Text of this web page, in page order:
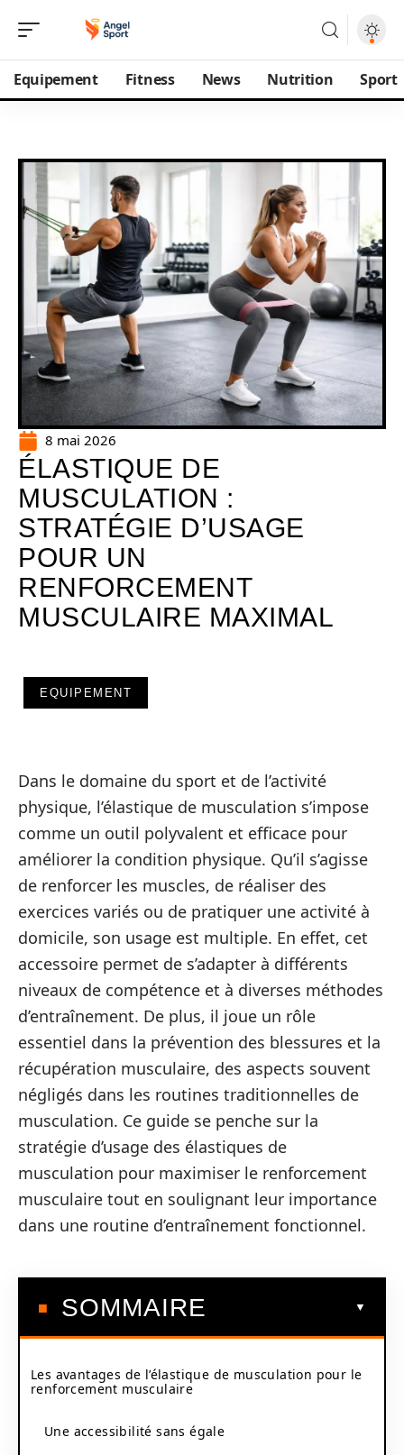
Equipement Fitness News Nutrition Sport
8 mai 2026
ÉLASTIQUE DE
MUSCULATION :
STRATÉGIE D’USAGE
POUR UN
RENFORCEMENT
MUSCULAIRE MAXIMAL
EQUIPEMENT
Dans le domaine du sport et de l’activité
physique, l’élastique de musculation s’impose
comme un outil polyvalent et efficace pour
améliorer la condition physique. Qu’il s’agisse
de renforcer les muscles, de réaliser des
exercices variés ou de pratiquer une activité à
domicile, son usage est multiple. En effet, cet
accessoire permet de s’adapter à différents
niveaux de compétence et à diverses méthodes
d’entraînement. De plus, il joue un rôle
essentiel dans la prévention des blessures et la
récupération musculaire, des aspects souvent
négligés dans les routines traditionnelles de
musculation. Ce guide se penche sur la
stratégie d’usage des élastiques de
musculation pour maximiser le renforcement
musculaire tout en soulignant leur importance
dans une routine d’entraînement fonctionnel.
SOMMAIRE
Les avantages de l’élastique de musculation pour le
renforcement musculaire
Une accessibilité sans égale